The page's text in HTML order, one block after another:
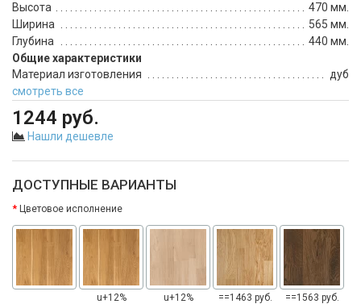
Высота
470 мм.
Ширина
565 мм.
Глубина
440 мм.
Общие характеристики
Материал изготовления
дуб
смотреть все
1244 руб.
Нашли дешевле
ДОСТУПНЫЕ ВАРИАНТЫ
Цветовое исполнение
u+12% u+12% ==1463 руб. ==1563 руб.